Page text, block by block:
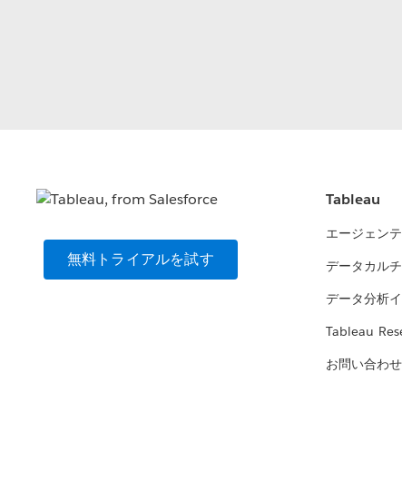
無料トライアルを試す
Tableau
エージェン
データカル
データ分析
Tableau
お問い合わせ